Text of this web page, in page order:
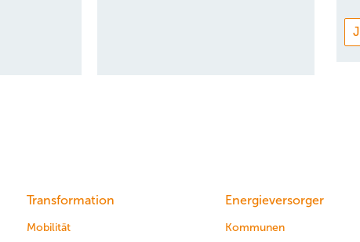
Transformation
Mobilität
Energieversorger
Kommunen